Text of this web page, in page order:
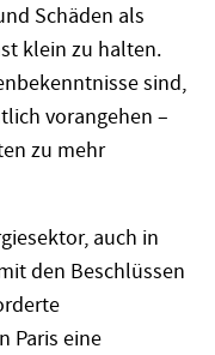
Schäden als
klein zu halten.
sind,
vorangehen –
zu mehr
auch in
den Beschlüssen
Paris eine